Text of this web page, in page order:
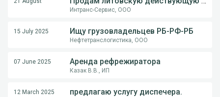
Интранс-Сервис, ООО
15 July 2025 Ищу грузовладельцев РБ-РФ-РБ
Нефтетранслогистика, ООО
07 June 2025 Аренда рефрежиратора
Казак В.В., ИП
12 March 2025 предлагаю услугу диспечера.